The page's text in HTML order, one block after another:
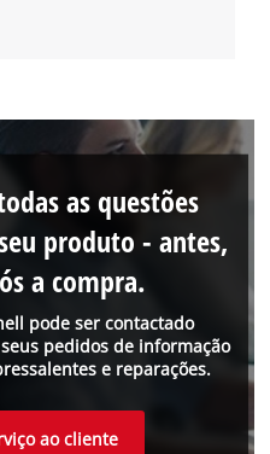
pode ser contactado
pedidos de informação
e reparações.
as questões
produto - antes,
a compra.
ao cliente